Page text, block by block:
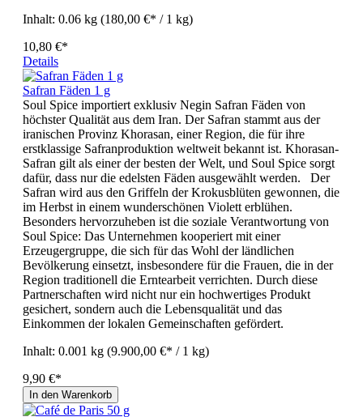
Inhalt: 0.06 kg (180,00 €* / 1 kg)
10,80 €*
Details
Safran Fäden 1 g
Soul Spice importiert exklusiv Negin Safran Fäden von
höchster Qualität aus dem Iran. Der Safran stammt aus der
iranischen Provinz Khorasan, einer Region, die für ihre
erstklassige Safranproduktion weltweit bekannt ist. Khorasan-
Safran gilt als einer der besten der Welt, und Soul Spice sorgt
dafür, dass nur die edelsten Fäden ausgewählt werden. Der
Safran wird aus den Griffeln der Krokusblüten gewonnen, die
im Herbst in einem wunderschönen Violett erblühen.
Besonders hervorzuheben ist die soziale Verantwortung von
Soul Spice: Das Unternehmen kooperiert mit einer
Erzeugergruppe, die sich für das Wohl der ländlichen
Bevölkerung einsetzt, insbesondere für die Frauen, die in der
Region traditionell die Erntearbeit verrichten. Durch diese
Partnerschaften wird nicht nur ein hochwertiges Produkt
gesichert, sondern auch die Lebensqualität und das
Einkommen der lokalen Gemeinschaften gefördert.
Inhalt: 0.001 kg (9.900,00 €* / 1 kg)
9,90 €*
In den Warenkorb